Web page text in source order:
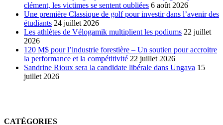
clément, les victimes se sentent oubliées 6 août 2026
Une première Classique de golf pour investir dans l’avenir des
étudiants 24 juillet 2026
Les athlètes de Vélogamik multiplient les podiums 22 juillet
2026
120 M$ pour l’industrie forestière – Un soutien pour accroitre
la performance et la compétitivité 22 juillet 2026
Sandrine Rioux sera la candidate libérale dans Ungava 15
juillet 2026
CATÉGORIES